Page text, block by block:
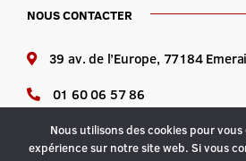
NOUS CONTACTER
39 av. de l’Europe, 77184
01 60 06 57 86
Lundi au vendredi : 8h-12h
Nous utilisons des cookies pour
expérience sur notre site web. Si vous